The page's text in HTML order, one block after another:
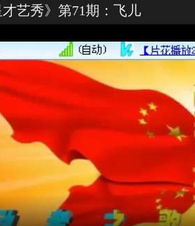
才艺秀》第71期：飞儿